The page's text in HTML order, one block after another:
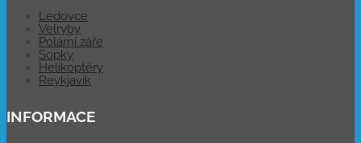
Ledovce
Velryby
Polární záře
Sopky
Helikoptéry
Reykjavík
INFORMACE